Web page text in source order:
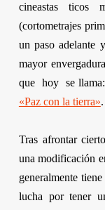
cineastasticos
(cortometrajes
un paso adelante
mayor
que hoy se
«Paz con la tierra».
Tras afrontar
una modificación
generalmente
lucha por tener